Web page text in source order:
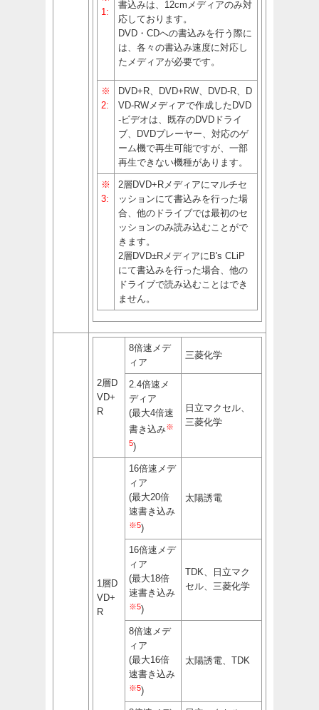
1:
書込みは、12cmメディアのみ対
応しております。
DVD・CDへの書込みを行う際に
は、各々の書込み速度に対応し
たメディアが必要です。
※
2:
DVD+R、DVD+RW、DVD-R、D
VD-RWメディアで作成したDVD
-ビデオは、既存のDVDドライ
ブ、DVDプレーヤー、対応のゲ
ーム機で再生可能ですが、一部
再生できない機種があります。
※
3:
2層DVD+Rメディアにマルチセ
ッションにて書込みを行った場
合、他のドライブでは最初のセ
ッションのみ読み込むことがで
きます。
2層DVD±RメディアにB's CLiP
にて書込みを行った場合、他の
ドライブで読み込むことはでき
ません。
2層D
VD+
R
8倍速メデ
ィア
三菱化学
2.4倍速メ
ディア
(最大4倍速
書き込み※
5)
日立マクセル、
三菱化学
1層D
VD+
R
16倍速メデ
ィア
(最大20倍
速書き込み
※5)
太陽誘電
16倍速メデ
ィア
(最大18倍
速書き込み
※5)
TDK、日立マク
セル、三菱化学
8倍速メデ
ィア
(最大16倍
速書き込み
※5)
太陽誘電、TDK